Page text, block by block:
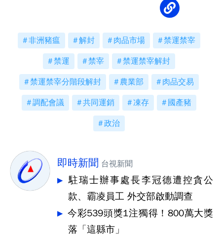
非洲豬瘟 解封 肉品市場 禁運禁宰
禁運 禁宰 禁運禁宰解封
禁運禁宰分階段解封 農業部 肉品交易
調配會議 共同運銷 凍存 國產豬
政治
即時新聞 台視新聞
駐瑞士辦事處長李冠德遭控貪公
款、霸凌員工 外交部啟動調查
今彩539頭獎1注獨得！800萬大獎
落「這縣市」